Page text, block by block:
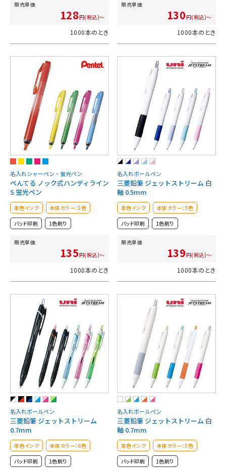
販売単価
128円(税込)～
1000本のとき
販売単価
130円(税込)～
1000本のとき
名入れシャーペン・蛍光ペン
ぺんてる ノック式ハンディライン
S 蛍光ペン
単色インク 本体カラー：5色
パッド印刷 1色刷り
販売単価
135円(税込)～
1000本のとき
名入れボールペン
三菱鉛筆 ジェットストリーム 白
軸 0.5mm
単色インク 本体カラー：5色
パッド印刷 1色刷り
販売単価
139円(税込)～
1000本のとき
名入れボールペン
三菱鉛筆 ジェットストリーム
0.7mm
単色インク 本体カラー：6色
パッド印刷 1色刷り
名入れボールペン
三菱鉛筆 ジェットストリーム 白
軸 0.7mm
単色インク 本体カラー：5色
パッド印刷 1色刷り